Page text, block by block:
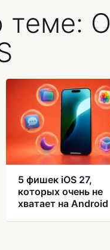
теме:
5 фишек iOS 27,
которых очень не
хватает на Android